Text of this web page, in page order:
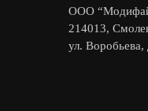
ООО
214013,
ул.